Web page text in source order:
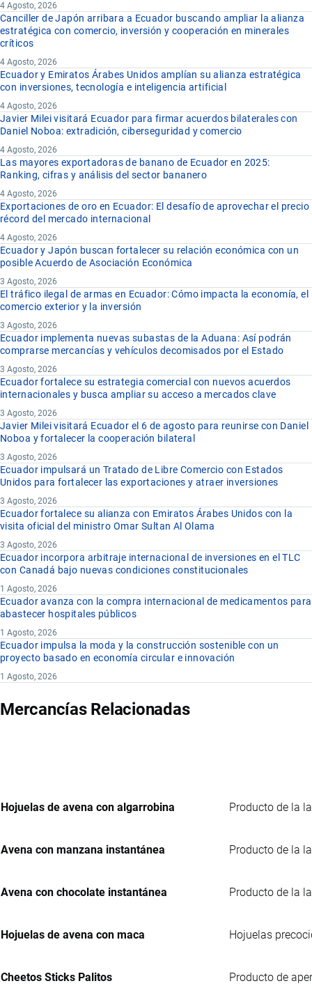
4 Agosto, 2026
Canciller de Japón arribara a Ecuador buscando ampliar la alianza
estratégica con comercio, inversión y cooperación en minerales
críticos
4 Agosto, 2026
Ecuador y Emiratos Árabes Unidos amplían su alianza estratégica
con inversiones, tecnología e inteligencia artificial
4 Agosto, 2026
Javier Milei visitará Ecuador para firmar acuerdos bilaterales con
Daniel Noboa: extradición, ciberseguridad y comercio
4 Agosto, 2026
Las mayores exportadoras de banano de Ecuador en 2025:
Ranking, cifras y análisis del sector bananero
4 Agosto, 2026
Exportaciones de oro en Ecuador: El desafío de aprovechar el precio
récord del mercado internacional
4 Agosto, 2026
Ecuador y Japón buscan fortalecer su relación económica con un
posible Acuerdo de Asociación Económica
3 Agosto, 2026
El tráfico ilegal de armas en Ecuador: Cómo impacta la economía, el
comercio exterior y la inversión
3 Agosto, 2026
Ecuador implementa nuevas subastas de la Aduana: Así podrán
comprarse mercancías y vehículos decomisados por el Estado
3 Agosto, 2026
Ecuador fortalece su estrategia comercial con nuevos acuerdos
internacionales y busca ampliar su acceso a mercados clave
3 Agosto, 2026
Javier Milei visitará Ecuador el 6 de agosto para reunirse con Daniel
Noboa y fortalecer la cooperación bilateral
3 Agosto, 2026
Ecuador impulsará un Tratado de Libre Comercio con Estados
Unidos para fortalecer las exportaciones y atraer inversiones
3 Agosto, 2026
Ecuador fortalece su alianza con Emiratos Árabes Unidos con la
visita oficial del ministro Omar Sultan Al Olama
3 Agosto, 2026
Ecuador incorpora arbitraje internacional de inversiones en el TLC
con Canadá bajo nuevas condiciones constitucionales
1 Agosto, 2026
Ecuador avanza con la compra internacional de medicamentos para
abastecer hospitales públicos
1 Agosto, 2026
Ecuador impulsa la moda y la construcción sostenible con un
proyecto basado en economía circular e innovación
1 Agosto, 2026
Mercancías Relacionadas
Hojuelas de avena con algarrobina Producto de la
Avena con manzana instantánea Producto de la
Avena con chocolate instantánea Producto de la
Hojuelas de avena con maca Hojuelas
Cheetos Sticks Palitos Producto de